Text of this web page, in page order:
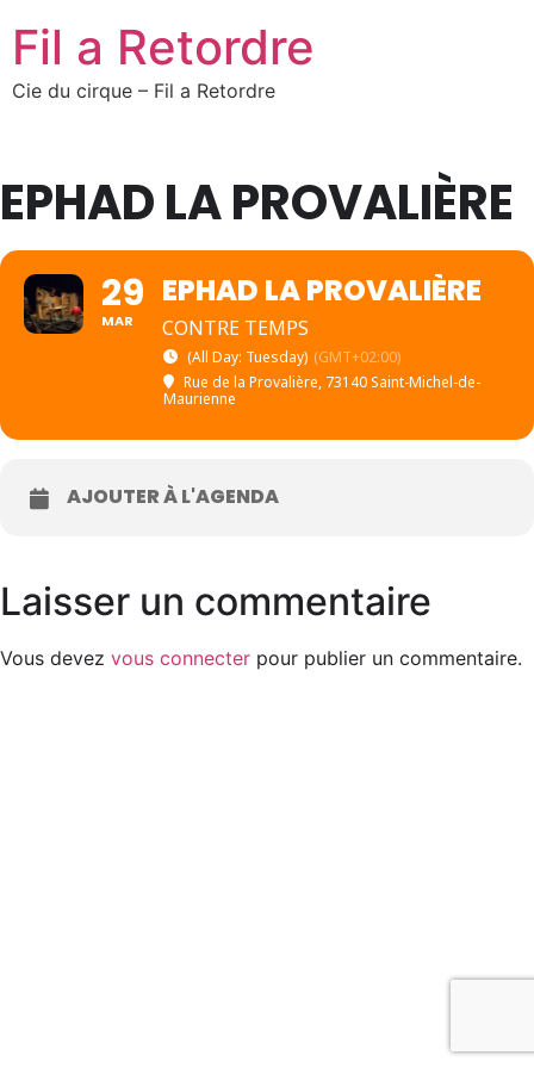
Fil a Retordre
Cie du cirque – Fil a Retordre
EPHAD LA PROVALIÈRE
29
MAR
EPHAD LA PROVALIÈRE
CONTRE TEMPS
(All Day: Tuesday) (GMT+02:00)
Rue de la Provalière, 73140 Saint-Michel-de-
Maurienne
AJOUTER À L'AGENDA
Laisser un commentaire
Vous devez vous connecter pour publier un commentaire.